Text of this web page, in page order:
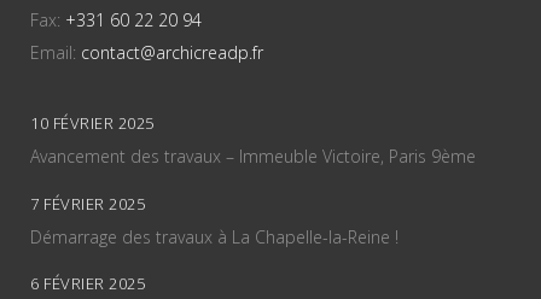
Fax: +331 60 22 20 94
Email: contact@archicreadp.fr
10 FÉVRIER 2025
Avancement des travaux – Immeuble Victoire, Paris 9ème
7 FÉVRIER 2025
Démarrage des travaux à La Chapelle-la-Reine !
6 FÉVRIER 2025